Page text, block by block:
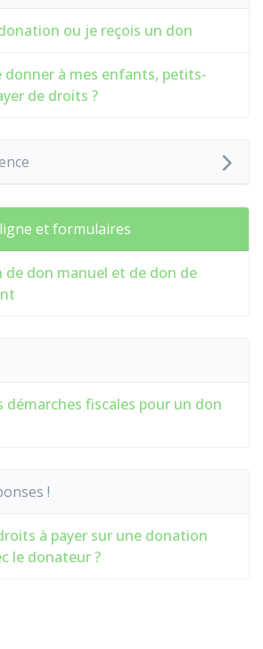
ou je reçois un don
donner à mes enfants, petits-
de droits ?
et formulaires
de don manuel et de don de
démarches fiscales pour un don
!
à payer sur une donation
le donateur ?